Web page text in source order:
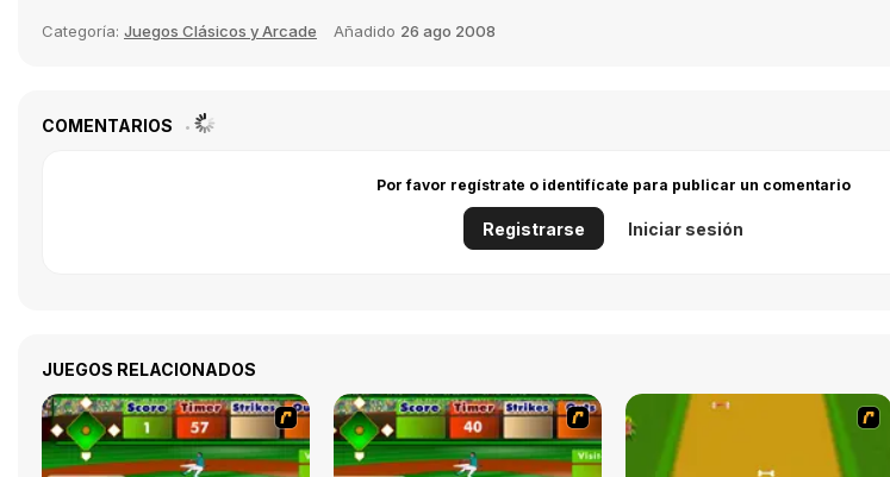
Categoría: Juegos Clásicos y Arcade Añadido 26 ago 2008
COMENTARIOS
Por favor regístrate o identifícate para publicar un comentario
Registrarse Iniciar sesión
JUEGOS RELACIONADOS